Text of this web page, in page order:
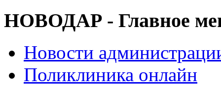
НОВОДАР - Главное
Новости
Поликлиника онлайн